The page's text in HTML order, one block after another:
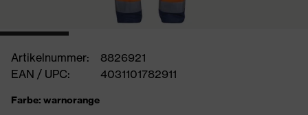
Artikelnummer:
8826921
EAN / UPC:
4031101782911
Farbe: warnorange